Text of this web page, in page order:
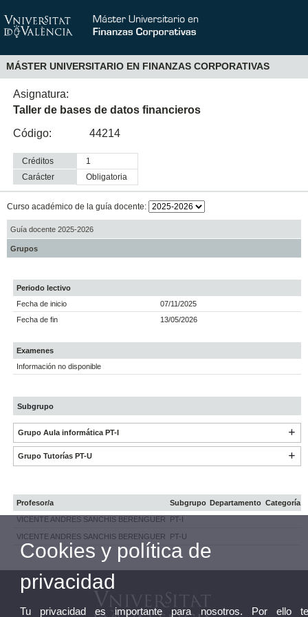
MÁSTER UNIVERSITARIO EN FINANZAS CORPORATIVAS
Asignatura:
Taller de bases de datos financieros
Código:
44214
Créditos
1
Carácter
obligatoria
Curso académico de la guía docente:
Guía docente 2025-2026
Grupos
Periodo lectivo
Fecha de inicio
07/11/2025
Fecha de fin
13/05/2026
Examenes
Información no disponible
Subgrupo
Grupo Aula informática PT-I
Grupo Tutorías PT-U
Profesor/a Subgrupo Departamento Categoría
VICENTE ANDRES SANCHIS BERENGUER
PT-I
VICENTE ANDRES SANCHIS BERENGUER PT-U
Cookies y política de
privacidad
Tu privacidad es importante para nosotros. Por ello